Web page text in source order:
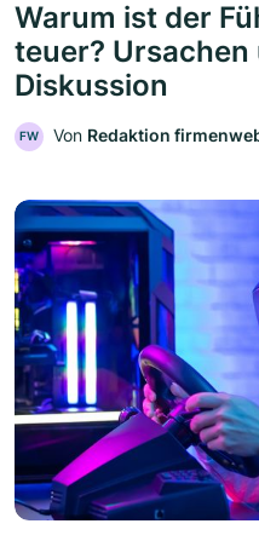
Warum ist der
teuer?
Diskussion
FW Von Redaktion